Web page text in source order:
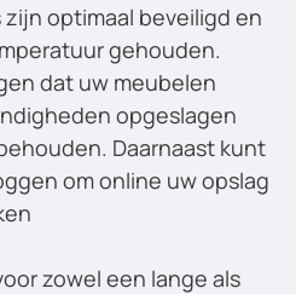
optimaal beveiligd en
gehouden.
dat uw meubelen
opgeslagen
Daarnaast kunt
om online uw opslag
zowel een lange als